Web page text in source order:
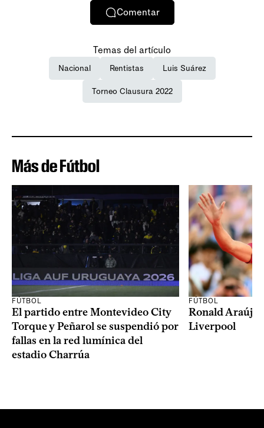
Comentar
Temas del artículo
Nacional Rentistas Luis Suárez
Torneo Clausura 2022
Más de Fútbol
FÚTBOL
El partido entre Montevideo City
Torque y Peñarol se suspendió por
fallas en la red lumínica del
estadio Charrúa
FÚTBOL
Ronald Araújo
Liverpool